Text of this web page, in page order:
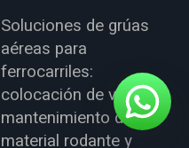
Soluciones de grúas
aéreas para
ferrocarriles:
colocación de vías,
mantenimiento de
material rodante y